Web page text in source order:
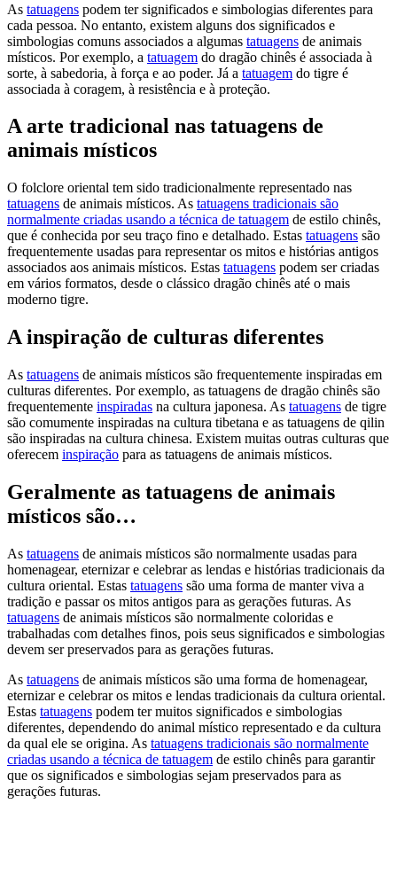
As tatuagens podem ter significados e simbologias diferentes para
cada pessoa. No entanto, existem alguns dos significados e
simbologias comuns associados a algumas tatuagens de animais
místicos. Por exemplo, a tatuagem do dragão chinês é associada à
sorte, à sabedoria, à força e ao poder. Já a tatuagem do tigre é
associada à coragem, à resistência e à proteção.
A arte tradicional nas tatuagens de
animais místicos
O folclore oriental tem sido tradicionalmente representado nas
tatuagens de animais místicos. As tatuagens tradicionais são
normalmente criadas usando a técnica de tatuagem de estilo chinês,
que é conhecida por seu traço fino e detalhado. Estas tatuagens são
frequentemente usadas para representar os mitos e histórias antigos
associados aos animais místicos. Estas tatuagens podem ser criadas
em vários formatos, desde o clássico dragão chinês até o mais
moderno tigre.
A inspiração de culturas diferentes
As tatuagens de animais místicos são frequentemente inspiradas em
culturas diferentes. Por exemplo, as tatuagens de dragão chinês são
frequentemente inspiradas na cultura japonesa. As tatuagens de tigre
são comumente inspiradas na cultura tibetana e as tatuagens de qilin
são inspiradas na cultura chinesa. Existem muitas outras culturas que
oferecem inspiração para as tatuagens de animais místicos.
Geralmente as tatuagens de animais
místicos são…
As tatuagens de animais místicos são normalmente usadas para
homenagear, eternizar e celebrar as lendas e histórias tradicionais da
cultura oriental. Estas tatuagens são uma forma de manter viva a
tradição e passar os mitos antigos para as gerações futuras. As
tatuagens de animais místicos são normalmente coloridas e
trabalhadas com detalhes finos, pois seus significados e simbologias
devem ser preservados para as gerações futuras.
As tatuagens de animais místicos são uma forma de homenagear,
eternizar e celebrar os mitos e lendas tradicionais da cultura oriental.
Estas tatuagens podem ter muitos significados e simbologias
diferentes, dependendo do animal místico representado e da cultura
da qual ele se origina. As tatuagens tradicionais são normalmente
criadas usando a técnica de tatuagem de estilo chinês para garantir
que os significados e simbologias sejam preservados para as
gerações futuras.